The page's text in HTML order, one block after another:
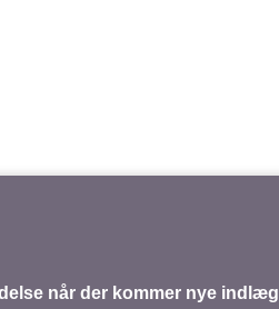
når der kommer nye indlæg